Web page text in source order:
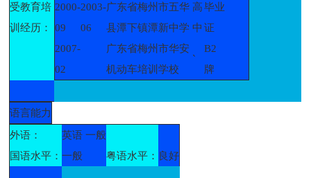
受教育培
训经历：
2000-
09
2003-
06
广东省梅州市五华
县潭下镇潭新中学
高
中
毕业
证
2007-
02
广东省梅州市华安
机动车培训学校
`
B2
牌
语言能力
外语：
英语 一般
国语水平：一般 粤语水平： 良好